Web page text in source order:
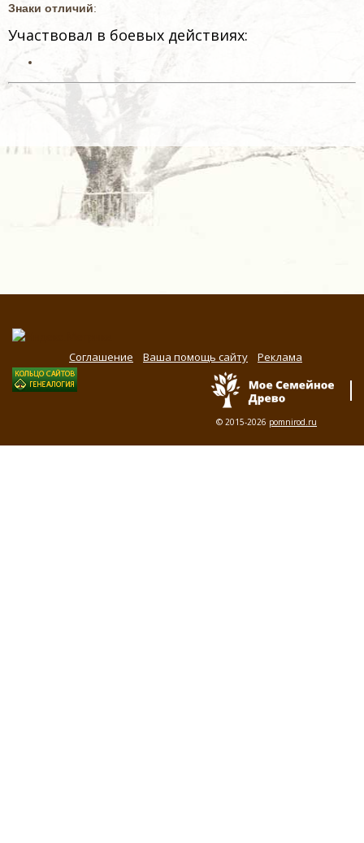
Знаки отличий:
Участвовал в боевых действиях:
Соглашение Ваша помощь сайту Реклама
© 2015-2026 pomnirod.ru